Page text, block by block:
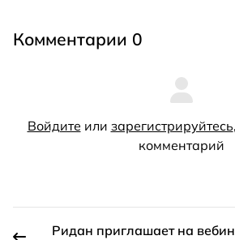
Комментарии 0
Войдите или зарегистрируйтесь
комментарий
Ридан приглашает на